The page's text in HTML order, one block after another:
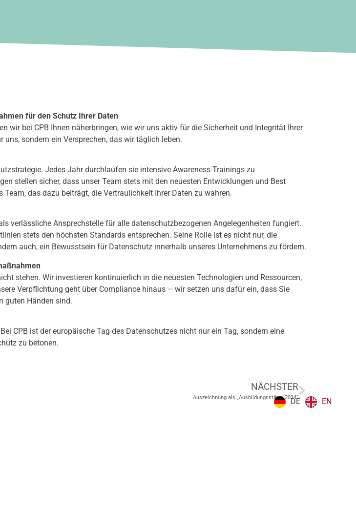
für den Schutz Ihrer Daten
wir bei CPB Ihnen näherbringen, wie wir uns aktiv für die Sicherheit und Integrität Ihrer
sondern ein Versprechen, das wir täglich leben.
Jedes Jahr durchlaufen sie intensive Awareness-Trainings zu
stellen sicher, dass unser Team stets mit den neuesten Entwicklungen und Best
das dazu beiträgt, die Vertraulichkeit Ihrer Daten zu wahren.
verlässliche Ansprechstelle für alle datenschutzbezogenen Angelegenheiten fungiert.
stets den höchsten Standards entsprechen. Seine Rolle ist es nicht nur, die
auch, ein Bewusstsein für Datenschutz innerhalb unseres Unternehmens zu fördern.
stehen. Wir investieren kontinuierlich in die neuesten Technologien und Ressourcen,
Verpflichtung geht über Compliance hinaus – wir setzen uns dafür ein, dass Sie
guten Händen sind.
CPB ist der europäische Tag des Datenschutzes nicht nur ein Tag, sondern eine
zu betonen.
NÄCHSTER
Auszeichnung als „Ausbildungsstätte 2024“
DE EN